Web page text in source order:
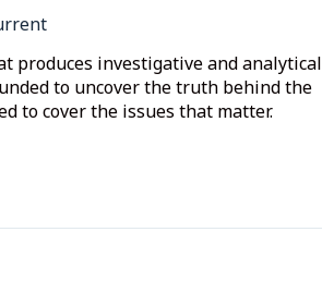
produces investigative and analytical
to uncover the truth behind the
to cover the issues that matter.